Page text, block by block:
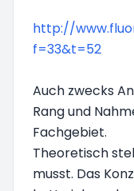
http://
f=33&t=52
Auch zwecks
Rang und
Fachgebiet.
Theoretisch
musst. Das